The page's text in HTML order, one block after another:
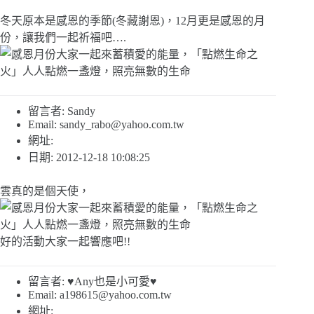
冬天原本是感恩的季節(冬藏謝恩)，12月更是感恩的月
份，讓我們一起祈福吧….
留言者: Sandy
Email: sandy_rabo@yahoo.com.tw
網址:
日期: 2012-12-18 10:08:25
雲真的是個天使，
好的活動大家一起響應吧!!
留言者: ♥Any也是小可愛♥
Email: a198615@yahoo.com.tw
網址: